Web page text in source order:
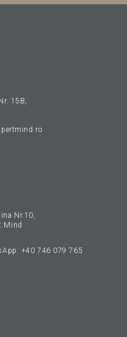
15B,
Nr.10,
Mind
+40 746 079 765